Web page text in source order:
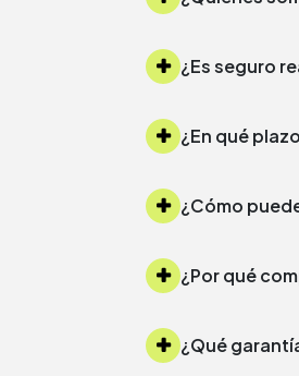
¿Es
¿Por
¿Qué